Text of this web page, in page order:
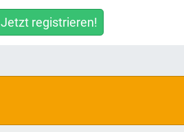
Jetzt registrieren!